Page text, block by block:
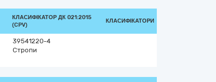
КЛАСИФІКАТОР ДК 021:2015
(CPV)
КЛАСИФІКАТОРИ
39541220-4
Стропи